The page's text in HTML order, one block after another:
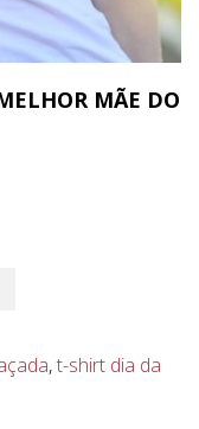
MÃE DO
,t-shirt dia da